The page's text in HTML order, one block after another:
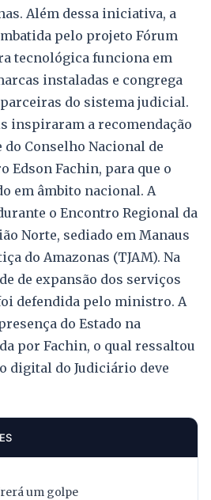
Além dessa iniciativa, a
pelo projeto Fórum
tecnológica funciona em
instaladas e congrega
do sistema judicial.
inspiraram a recomendação
Conselho Nacional de
Edson Fachin, para que o
em âmbito nacional. A
o Encontro Regional da
Norte, sediado em Manaus
do Amazonas (TJAM). Na
de expansão dos serviços
defendida pelo ministro. A
do Estado na
por Fachin, o qual ressaltou
digital do Judiciário deve
um golpe